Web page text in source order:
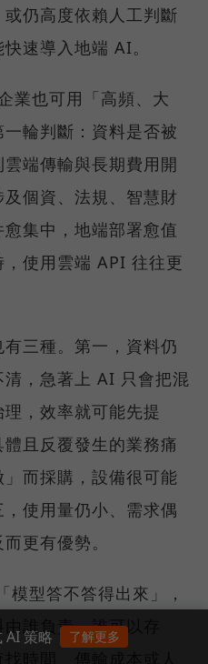
仍高度依賴人工判斷
速導入地端 AI。
業也可用「高頻、大
輪判斷：資料是否被
端傳輸與長期費用開
個資、法規、智慧財
集中，地端部署愈值
使用雲端 API 往往更
三種。第一，資料仍
，急著上 AI 只會把混
，效率就可能先提
且反覆發生的業務痛
而採購，設備很可能
使用量仍小、需求偶
更有優勢。
模型答不答得出來」，
誰負責，誰可以存
AI 策略 了解更多